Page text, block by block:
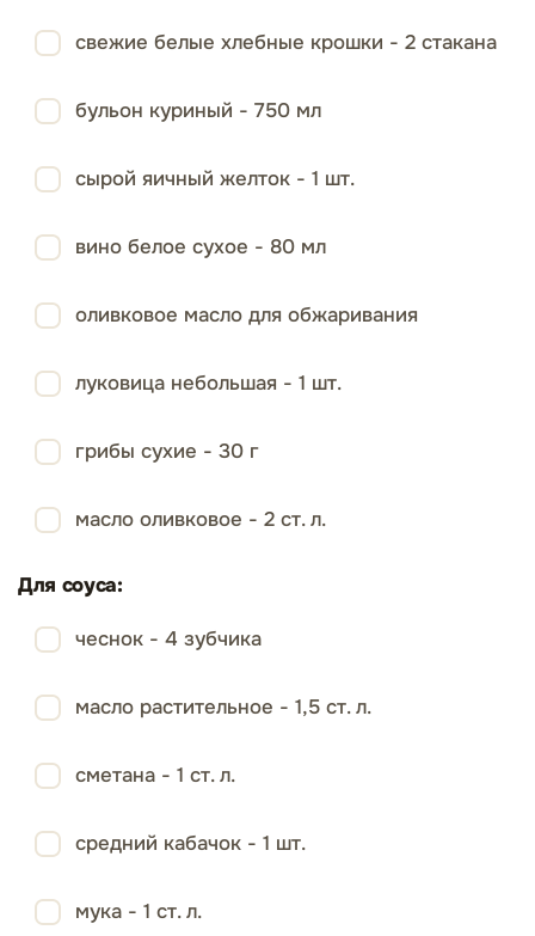
свежие белые хлебные крошки - 2 стакана
бульон куриный - 750 мл
сырой яичный желток - 1 шт.
вино белое сухое - 80 мл
оливковое масло для обжаривания
луковица небольшая - 1 шт.
грибы сухие - 30 г
масло оливковое - 2 ст. л.
Для соуса:
чеснок - 4 зубчика
масло растительное - 1,5 ст. л.
сметана - 1 ст. л.
средний кабачок - 1 шт.
мука - 1 ст. л.